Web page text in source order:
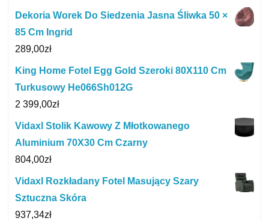
Dekoria Worek Do Siedzenia Jasna Śliwka 50 ×
85 Cm Ingrid
289,00zł
King Home Fotel Egg Gold Szeroki 80X110 Cm
Turkusowy He066Sh012G
2 399,00zł
Vidaxl Stolik Kawowy Z Młotkowanego
Aluminium 70X30 Cm Czarny
804,00zł
Vidaxl Rozkładany Fotel Masujący Szary
Sztuczna Skóra
937,34zł